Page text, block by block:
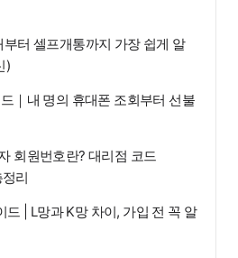
터 셀프개통까지 가장 쉽게 알
)
｜내 명의 휴대폰 조회부터 선불
회원번호란? 대리점 코드
리
드 | L망과 K망 차이, 가입 전 꼭 알